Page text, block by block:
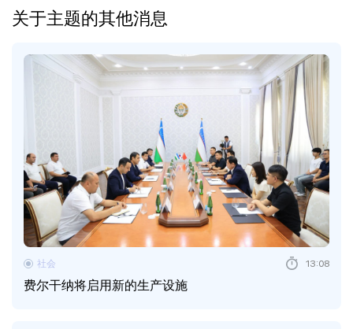
关于主题的其他消息
费尔干纳将启用新的生产设施
社会 13:08